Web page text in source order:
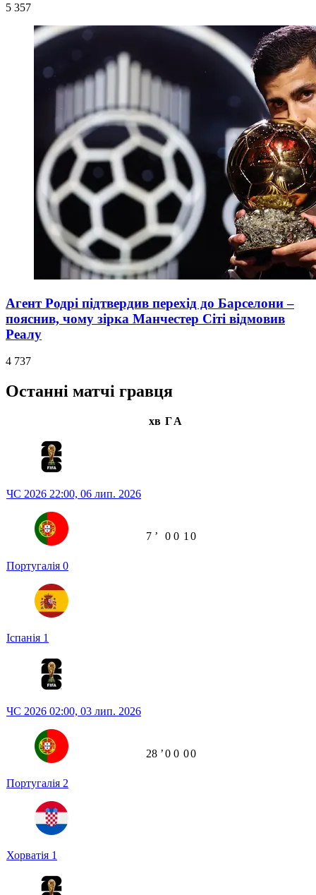
5 357
Агент Родрі підтвердив перехід до Барселони –
пояснив, чому зірка Манчестер Сіті відмовив
Реалу
4 737
Останні матчі гравця
хв ГА
ЧС 2026 22:00, 06 лип. 2026
Португалія 0
Іспанія 1
7 ʼ 0 0 1 0
ЧС 2026 02:00, 03 лип. 2026
Португалія 2
Хорватія 1
28 ʼ0 0 00